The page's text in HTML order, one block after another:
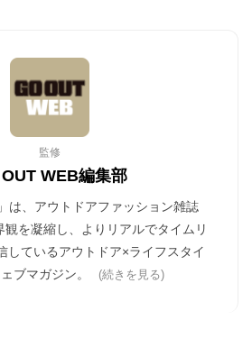
監修
WEB編集部
は、アウトドアファッション雑誌
観を凝縮し、よりリアルでタイムリ
しているアウトドア×ライフスタイ
ブマガジン。
(続きを見る)